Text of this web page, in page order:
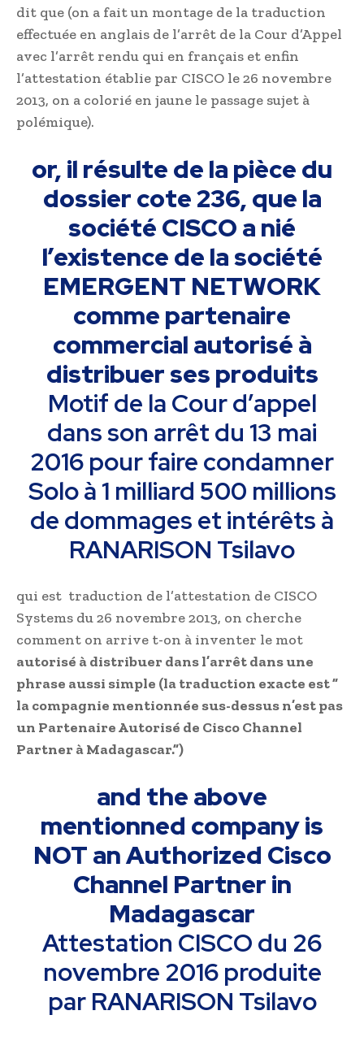
dit que (on a fait un montage de la traduction
effectuée en anglais de l’arrêt de la Cour d’Appel
avec l’arrêt rendu qui en français et enfin
l’attestation établie par CISCO le 26 novembre
2013, on a colorié en jaune le passage sujet à
polémique).
or, il résulte de la pièce du
dossier cote 236, que la
société CISCO a nié
l’existence de la société
EMERGENT NETWORK
comme partenaire
commercial autorisé à
distribuer ses produits
Motif de la Cour d’appel
dans son arrêt du 13 mai
2016 pour faire condamner
Solo à 1 milliard 500 millions
de dommages et intérêts à
RANARISON Tsilavo
qui est traduction de l’attestation de CISCO
Systems du 26 novembre 2013, on cherche
comment on arrive t-on à inventer le mot
autorisé à distribuer dans l’arrêt dans une
phrase aussi simple (la traduction exacte est ”
la compagnie mentionnée sus-dessus n’est pas
un Partenaire Autorisé de Cisco Channel
Partner à Madagascar.”)
and the above
mentionned company is
NOT an Authorized Cisco
Channel Partner in
Madagascar
Attestation CISCO du 26
novembre 2016 produite
par RANARISON Tsilavo